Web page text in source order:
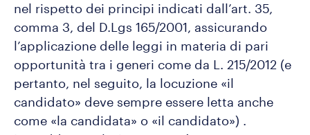
nel rispetto dei principi indicati dall’art. 35,
comma 3, del D.Lgs 165/2001, assicurando
l’applicazione delle leggi in materia di pari
opportunità tra i generi come da L. 215/2012 (e
pertanto, nel seguito, la locuzione «il
candidato» deve sempre essere letta anche
come «la candidata» o «il candidato») .